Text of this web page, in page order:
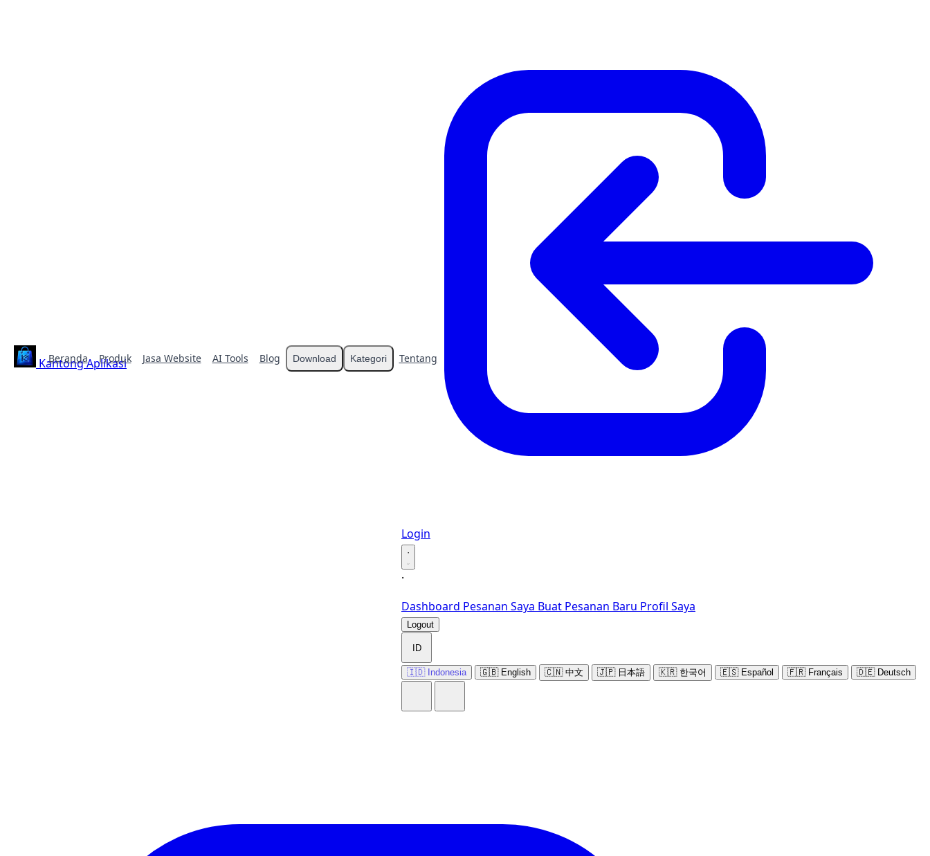
Kantong Aplikasi
Beranda Produk Jasa Website AI Tools Blog Download Kategori Tentang
Login
·
·
Dashboard Pesanan Saya Buat Pesanan Baru Profil Saya
Logout
ID
🇮🇩 Indonesia 🇬🇧 English 🇨🇳 中文 🇯🇵 日本語 🇰🇷 한국어 🇪🇸 Español 🇫🇷 Français 🇩🇪 Deutsch